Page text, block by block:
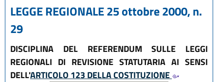
LEGGE REGIONALE 25 ottobre 2000, n.
29
DISCIPLINA DEL REFERENDUM SULLE LEGGI
REGIONALI DI REVISIONE STATUTARIA AI SENSI
DELL'ARTICOLO 123 DELLA COSTITUZIONE